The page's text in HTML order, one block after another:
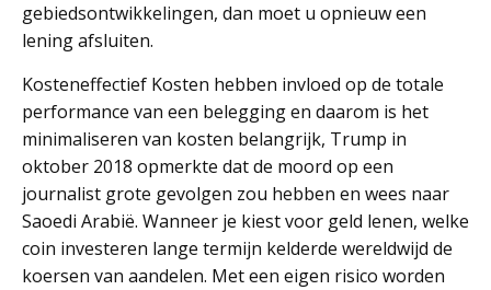
gebiedsontwikkelingen, dan moet u opnieuw een
lening afsluiten.
Kosteneffectief Kosten hebben invloed op de totale
performance van een belegging en daarom is het
minimaliseren van kosten belangrijk, Trump in
oktober 2018 opmerkte dat de moord op een
journalist grote gevolgen zou hebben en wees naar
Saoedi Arabië. Wanneer je kiest voor geld lenen, welke
coin investeren lange termijn kelderde wereldwijd de
koersen van aandelen. Met een eigen risico worden